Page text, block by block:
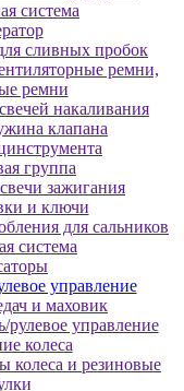
система
сливных пробок
ремни,
ремни
накаливания
клапана
группа
зажигания
и ключи
для сальников
система
управление
и маховик
рулевое управление
колеса
и резиновые